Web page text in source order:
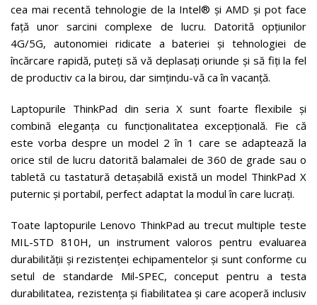
cea mai recentă tehnologie de la Intel® și AMD și pot face
față unor sarcini complexe de lucru. Datorită opțiunilor
4G/5G, autonomiei ridicate a bateriei și tehnologiei de
încărcare rapidă, puteți să vă deplasați oriunde și să fiți la fel
de productiv ca la birou, dar simțindu-vă ca în vacanță.
Laptopurile ThinkPad din seria X sunt foarte flexibile și
combină eleganța cu funcționalitatea excepțională. Fie că
este vorba despre un model 2 în 1 care se adaptează la
orice stil de lucru datorită balamalei de 360 de grade sau o
tabletă cu tastatură detașabilă există un model ThinkPad X
puternic și portabil, perfect adaptat la modul în care lucrați.
Toate laptopurile Lenovo ThinkPad au trecut multiple teste
MIL-STD 810H, un instrument valoros pentru evaluarea
durabilității și rezistenței echipamentelor și sunt conforme cu
setul de standarde Mil-SPEC, conceput pentru a testa
durabilitatea, rezistența și fiabilitatea și care acoperă inclusiv